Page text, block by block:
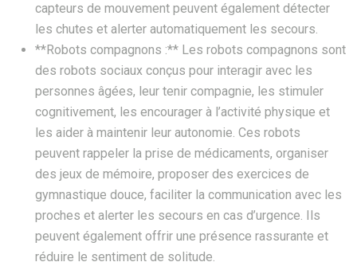
capteurs de mouvement peuvent également détecter
les chutes et alerter automatiquement les secours.
**Robots compagnons :** Les robots compagnons sont
des robots sociaux conçus pour interagir avec les
personnes âgées, leur tenir compagnie, les stimuler
cognitivement, les encourager à l’activité physique et
les aider à maintenir leur autonomie. Ces robots
peuvent rappeler la prise de médicaments, organiser
des jeux de mémoire, proposer des exercices de
gymnastique douce, faciliter la communication avec les
proches et alerter les secours en cas d’urgence. Ils
peuvent également offrir une présence rassurante et
réduire le sentiment de solitude.